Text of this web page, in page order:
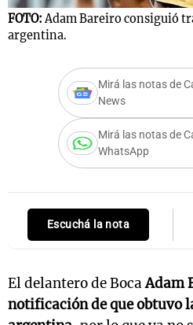
FOTO:Adam Bareiro consiguió
argentina.
Mirá las notas de
News
Mirá las notas de
WhatsApp
Escuchá la nota
El delantero de BocaAdam
notificación de que obtuvo